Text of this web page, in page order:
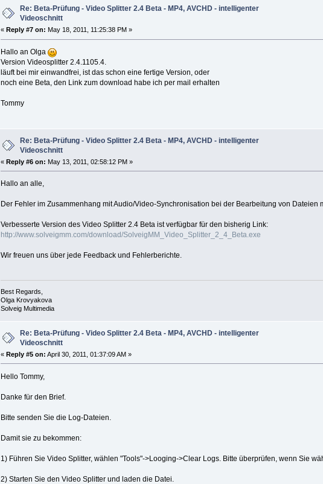
Re: Beta-Prüfung - Video Splitter 2.4 Beta - MP4, AVCHD - intelligenter
Videoschnitt
« Reply #7 on: May 18, 2011, 11:25:38 PM »
Hallo an Olga
Version Videosplitter 2.4.1105.4.
läuft bei mir einwandfrei, ist das schon eine fertige Version, oder
noch eine Beta, den Link zum download habe ich per mail erhalten
Tommy
Re: Beta-Prüfung - Video Splitter 2.4 Beta - MP4, AVCHD - intelligenter
Videoschnitt
« Reply #6 on: May 13, 2011, 02:58:12 PM »
Hallo an alle,
Der Fehler im Zusammenhang mit Audio/Video-Synchronisation bei der Bearbeitung von
Verbesserte Version des Video Splitter 2.4 Beta ist verfügbar für den bisherig Link:
http://www.solveigmm.com/download/SolveigMM_Video_Splitter_2_4_Beta.exe
Wir freuen uns über jede Feedback und Fehlerberichte.
Best Regards,
Olga Krovyakova
Solveig Multimedia
Re: Beta-Prüfung - Video Splitter 2.4 Beta - MP4, AVCHD - intelligenter
Videoschnitt
« Reply #5 on: April 30, 2011, 01:37:09 AM »
Hello Tommy,
Danke für den Brief.
Bitte senden Sie die Log-Dateien.
Damit sie zu bekommen:
1) Führen Sie Video Splitter, wählen "Tools"->Looging->Clear Logs. Bitte überprüfen, wenn Sie
2) Starten Sie den Video Splitter und laden die Datei.